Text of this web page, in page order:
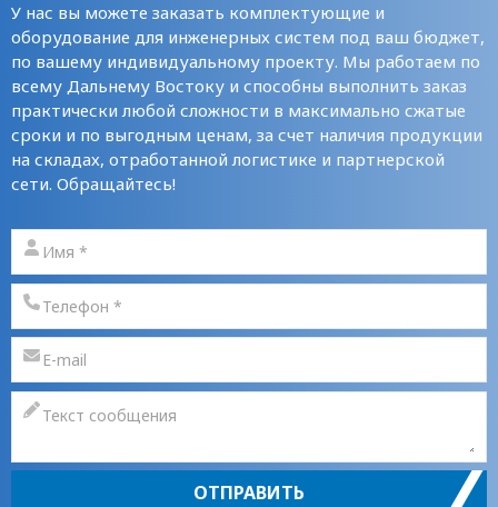
У нас вы можете заказать комплектующие и
оборудование для инженерных систем под ваш бюджет,
по вашему индивидуальному проекту. Мы работаем по
всему Дальнему Востоку и способны выполнить заказ
практически любой сложности в максимально сжатые
сроки и по выгодным ценам, за счет наличия продукции
на складах, отработанной логистике и партнерской
сети. Обращайтесь!
ОТПРАВИТЬ